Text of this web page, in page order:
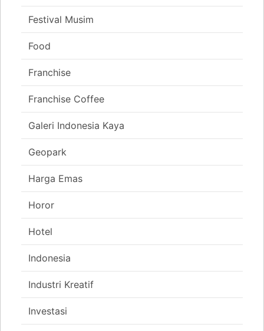
Festival Musim
Food
Franchise
Franchise Coffee
Galeri Indonesia Kaya
Geopark
Harga Emas
Horor
Hotel
Indonesia
Industri Kreatif
Investasi